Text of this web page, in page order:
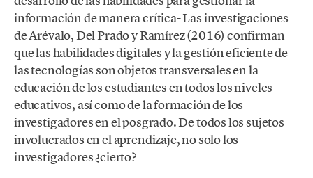
información de manera crítica- Las investigaciones
de Arévalo, Del Prado y Ramírez (2016) confirman
que las habilidades digitales y la gestión eficiente de
las tecnologías son objetos transversales en la
educación de los estudiantes en todos los niveles
educativos, así como de la formación de los
investigadores en el posgrado. De todos los sujetos
involucrados en el aprendizaje, no solo los
investigadores ¿cierto?